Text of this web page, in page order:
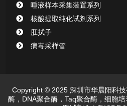
唾液样本采集装置系列
核酸提取纯化试剂系列
肛拭子
病毒采样管
Copyright © 2025 深圳市华晨阳科
酶，DNA聚合酶，Taq聚合酶，细胞